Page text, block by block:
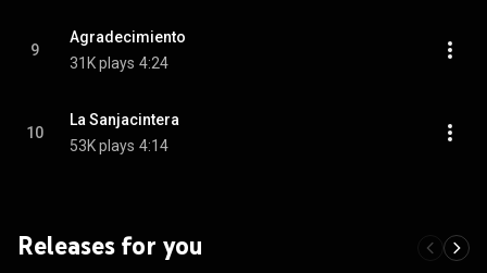
9
Agradecimiento
31K plays 4:24
10
La Sanjacintera
53K plays 4:14
Releases for you